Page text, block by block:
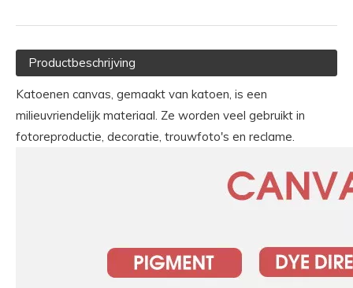
Productbeschrijving
Katoenen canvas, gemaakt van katoen, is een
milieuvriendelijk materiaal. Ze worden veel gebruikt in
fotoreproductie, decoratie, trouwfoto's en reclame.